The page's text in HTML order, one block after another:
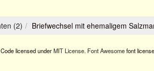
(2) Briefwechsel mit ehemaligem
licensed underMIT License. Font Awesomefont